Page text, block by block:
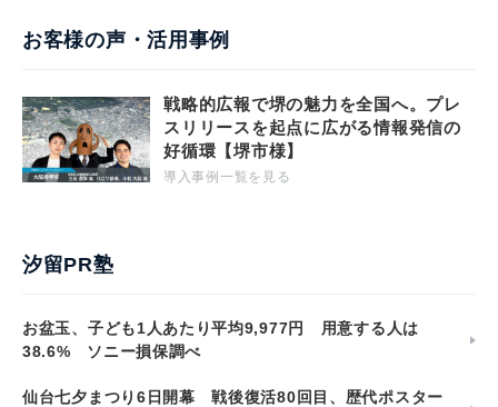
お客様の声・活用事例
戦略的広報で堺の魅力を全国へ。プレ
スリリースを起点に広がる情報発信の
好循環【堺市様】
導入事例一覧を見る
汐留PR塾
お盆玉、子ども1人あたり平均9,977円 用意する人は
38.6% ソニー損保調べ
仙台七夕まつり6日開幕 戦後復活80回目、歴代ポスター